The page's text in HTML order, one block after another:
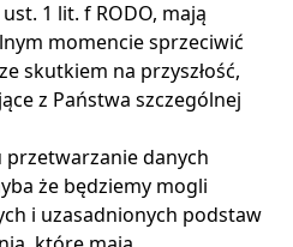
1 lit. f RODO, mają
momencie sprzeciwić
skutkiem na przyszłość,
z Państwa szczególnej
przetwarzanie danych
że będziemy mogli
i uzasadnionych podstaw